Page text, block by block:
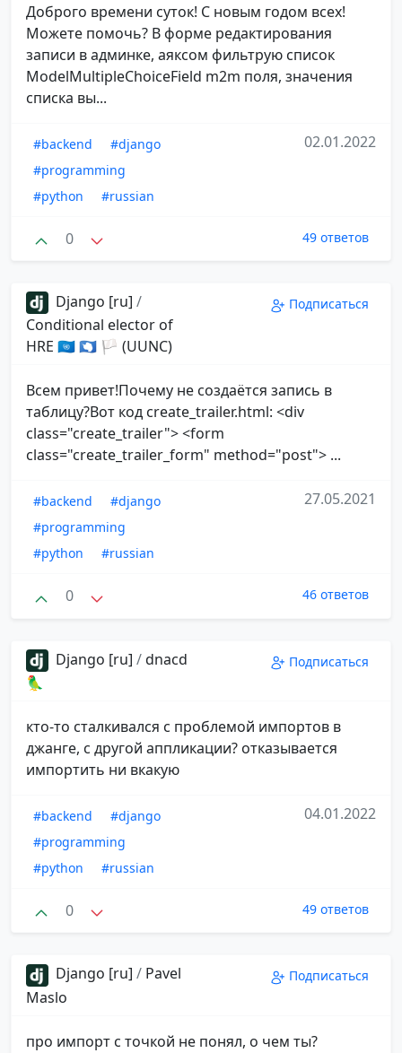
Доброго времени суток! С новым годом всех!
Можете помочь? В форме редактирования
записи в админке, аяксом фильтрую список
ModelMultipleChoiceField m2m поля, значения
списка вы...
#backend
#django
#programming
#python
#russian
02.01.2022
0 49 ответов
Django [ru] /
Conditional elector of
HRE 🇺🇳 🇦🇶 🏳 (UUNC)
Подписаться
Всем привет!Почему не создаётся запись в
таблицу?Вот код create_trailer.html: <div
class="create_trailer"> <form
class="create_trailer_form" method="post"> ...
#backend
#django
#programming
#python
#russian
27.05.2021
0 46 ответов
Django [ru] /dnacd
🦜
Подписаться
кто-то сталкивался с проблемой импортов в
джанге, с другой аппликации? отказывается
импортить ни вкакую
#backend
#django
#programming
#python
#russian
04.01.2022
0 49 ответов
Django [ru] / Pavel
Maslo
Подписаться
про импорт с точкой не понял, о чем ты?